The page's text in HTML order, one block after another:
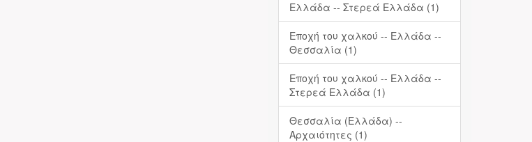
Ελλάδα -- Στερεά Ελλάδα (1)
Εποχή του χαλκού -- Ελλάδα --
Θεσσαλία (1)
Εποχή του χαλκού -- Ελλάδα --
Στερεά Ελλάδα (1)
Θεσσαλία (Ελλάδα) --
Αρχαιότητες (1)